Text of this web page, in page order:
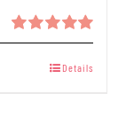
Bewertet
5.00Details